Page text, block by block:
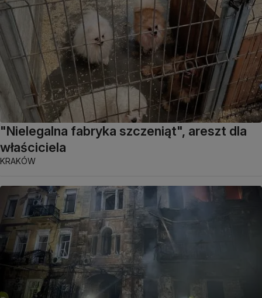
"Nielegalna fabryka szczeniąt", areszt dla
właściciela
KRAKÓW